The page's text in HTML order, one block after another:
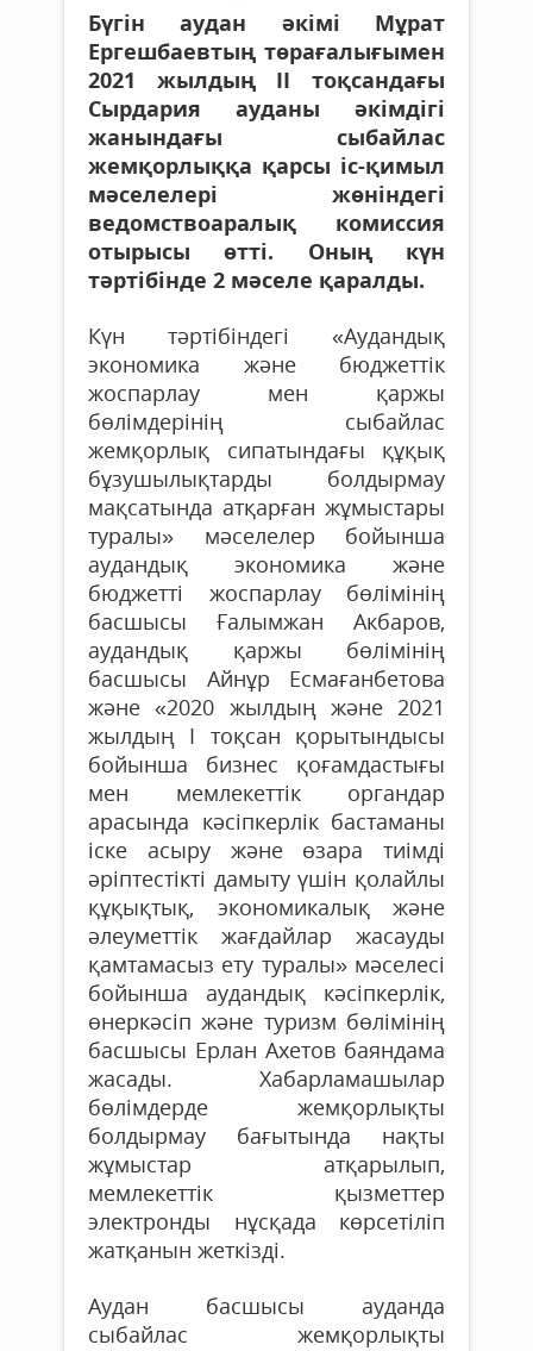
Бүгін аудан әкімі Мұрат
Ергешбаевтың төрағалығымен
2021 жылдың ІІ тоқсандағы
Сырдария ауданы әкімдігі
жанындағы сыбайлас
жемқорлыққа қарсы іс-қимыл
мәселелері жөніндегі
ведомствоаралық комиссия
отырысы өтті. Оның күн
тәртібінде 2 мәселе қаралды.
Күн тәртібіндегі «Аудандық
экономика және бюджеттік
жоспарлау мен қаржы
бөлімдерінің сыбайлас
жемқорлық сипатындағы құқық
бұзушылықтарды болдырмау
мақсатында атқарған жұмыстары
туралы» мәселелер бойынша
аудандық экономика және
бюджетті жоспарлау бөлімінің
басшысы Ғалымжан Акбаров,
аудандық қаржы бөлімінің
басшысы Айнұр Есмағанбетова
және «2020 жылдың және 2021
жылдың І тоқсан қорытындысы
бойынша бизнес қоғамдастығы
мен мемлекеттік органдар
арасында кәсіпкерлік бастаманы
іске асыру және өзара тиімді
әріптестікті дамыту үшін қолайлы
құқықтық, экономикалық және
әлеуметтік жағдайлар жасауды
қамтамасыз ету туралы» мәселесі
бойынша аудандық кәсіпкерлік,
өнеркәсіп және туризм бөлімінің
басшысы Ерлан Ахетов баяндама
жасады. Хабарламашылар
бөлімдерде жемқорлықты
болдырмау бағытында нақты
жұмыстар атқарылып,
мемлекеттік қызметтер
электронды нұсқада көрсетіліп
жатқанын жеткізді.
Аудан басшысы ауданда
сыбайлас жемқорлықты